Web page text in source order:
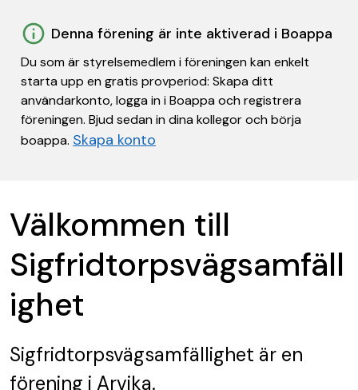
Denna förening är inte aktiverad i Boappa
Du som är styrelsemedlem i föreningen kan enkelt
starta upp en gratis provperiod: Skapa ditt
användarkonto, logga in i Boappa och registrera
föreningen. Bjud sedan in dina kollegor och börja
boappa. Skapa konto
Välkommen till
Sigfridtorpsvägsamfäll
ighet
Sigfridtorpsvägsamfällighet är en
förening i Arvika.